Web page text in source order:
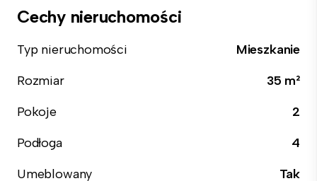
Cechy nieruchomości
Typ nieruchomości
Mieszkanie
Rozmiar
35 m²
Pokoje
2
Podłoga
4
Umeblowany
Tak